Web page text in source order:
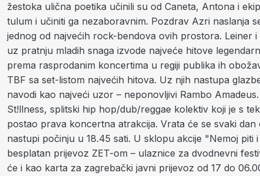
žestoka ulična poetika učinili su od Caneta, Antona i
tulum i učiniti ga nezaboravnim. Pozdrav Azri naslanja
jednog od najvećih rock-bendova ovih prostora. Leiner
uz pratnju mladih snaga izvode najveće hitove
prema rasprodanim koncertima u regiji publika ih
TBF sa set-listom najvećih hitova. Uz njih nastupa
navodi kao najveći uzor – neponovljivi Rambo
St!llness, splitski hip hop/dub/reggae kolektiv koji je s
postao prava koncertna atrakcija. Vrata će se svaki dan
nastupi počinju u 18.45 sati. U sklopu akcije "Nemoj piti
besplatan prijevoz ZET-om – ulaznice za dvodnevni
će i kao karta za zagrebački javni prijevoz od 17 do